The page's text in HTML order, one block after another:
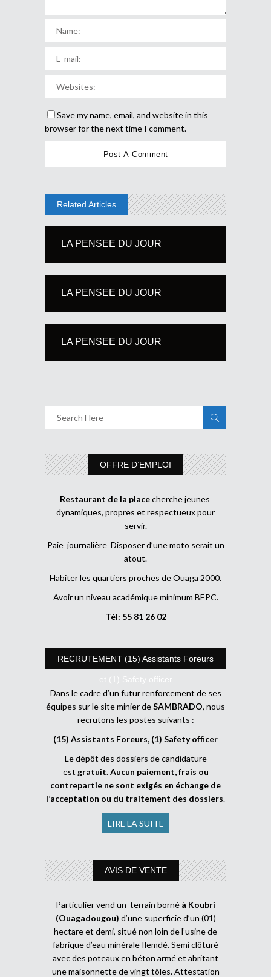
Save my name, email, and website in this
browser for the next time I comment.
Related Articles
LA PENSEE DU JOUR
LA PENSEE DU JOUR
LA PENSEE DU JOUR
OFFRE D’EMPLOI
Restaurant de la placecherche jeunes
dynamiques, propres et respectueux pour
servir.
Paie journalière Disposer d’une moto serait un
atout.
Habiter les quartiers proches de Ouaga 2000.
Avoir un niveau académique minimum BEPC.
Tél: 55 81 26 02
RECRUTEMENT (15) Assistants Foreurs
et (1) Safety officer
Dans le cadre d’un futur renforcement de ses
équipes sur le site minier deSAMBRADO, nous
recrutons les postes suivants :
(15) Assistants Foreurs, (1) Safety officer
Le dépôt des dossiers de candidature
est gratuit.Aucun paiement, frais ou
contrepartie ne sont exigés en échange de
l’acceptation ou du traitement des dossiers.
LIRE LA SUITE
AVIS DE VENTE
Particulier vend un terrain borné à Koubri
(Ouagadougou) d’une superficie d’un (01)
hectare et demi, situé non loin de l’usine de
fabrique d’eau minérale Ilemdé. Semi clôturé
avec des poteaux en béton armé et abritant
une maisonnette de vingt tôles. Attestation